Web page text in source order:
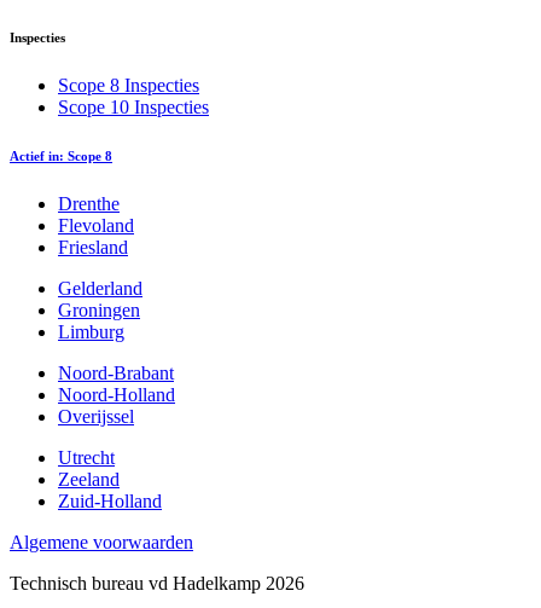
Inspecties
Scope 8 Inspecties
Scope 10 Inspecties
Actief in: Scope 8
Drenthe
Flevoland
Friesland
Gelderland
Groningen
Limburg
Noord-Brabant
Noord-Holland
Overijssel
Utrecht
Zeeland
Zuid-Holland
Algemene voorwaarden
Technisch bureau vd Hadelkamp 2026